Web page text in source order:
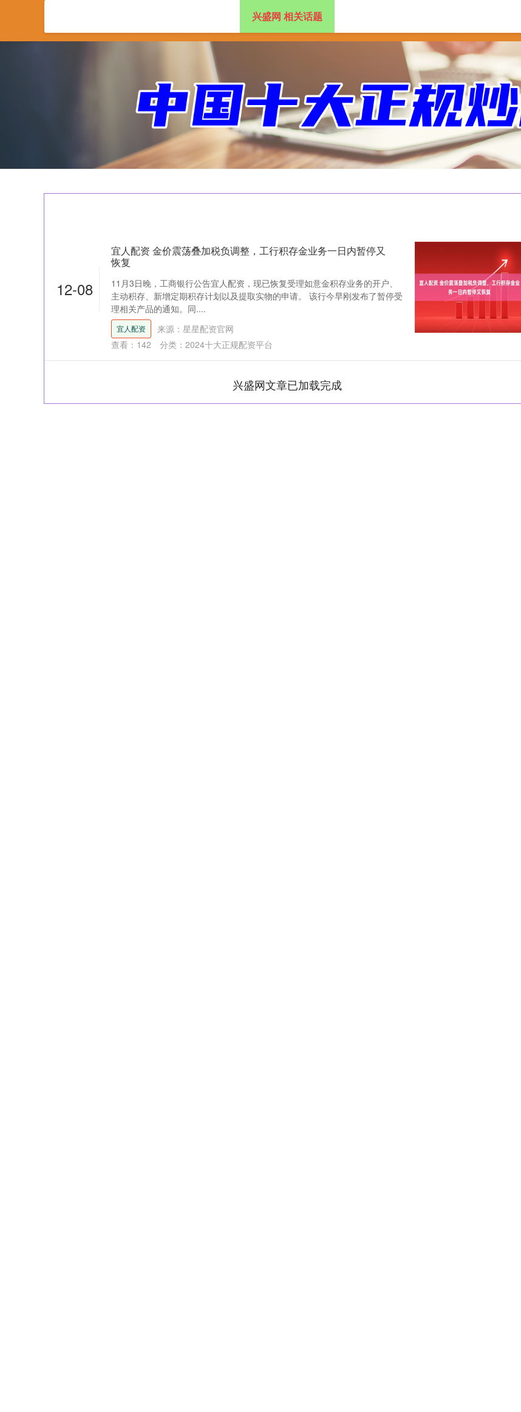
兴盛网 实盘配资app 2024十大正规配资平台
兴盛网 相关话题
12-08
宜人配资 金价震荡叠加税负调整，工行积存金业务一日内暂停又
恢复
11月3日晚，工商银行公告宜人配资，现已恢复受理如意金积存业务的开户、
主动积存、新增定期积存计划以及提取实物的申请。 该行今早刚发布了暂停受
理相关产品的通知。同....
宜人配资
来源：星星配资官网
查看： 142 分类： 2024十大正规配资平台
兴盛网文章已加载完成